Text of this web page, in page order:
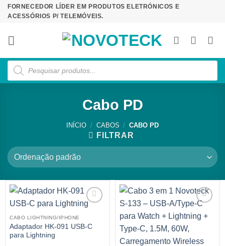
SkipFORNECEDOR LÍDER EM PRODUTOS ELETRÓNICOS E
ACESSÓRIOS P/ TELEMÓVEIS.
Products
search
Cabo PD
INÍCIO / CABOS / CABO PD
FILTRAR
CABO LIGHTNING/IPHONE
Adaptador HK-091 USB-C
para Lightning